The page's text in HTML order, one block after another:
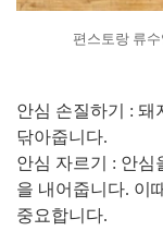
편스토랑 류
안심 손질하기 : 돼
닦아줍니다.
안심 자르기 : 안심
을 내어줍니다. 이
중요합니다.